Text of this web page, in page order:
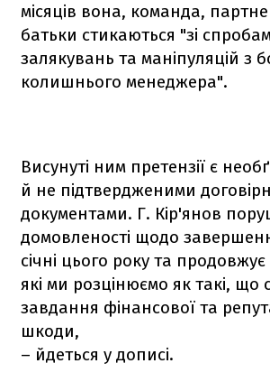
місяців вона, команда,
батьки стикаються "зі
залякувань та маніпуляцій з
колишнього менеджера".
Висунуті ним претензії є
й не підтвердженими
документами. Г. Кір'янов
домовленості щодо
січні цього року та продовжує
які ми розцінюємо як такі, що
завдання фінансової та
шкоди,
– йдеться у дописі.